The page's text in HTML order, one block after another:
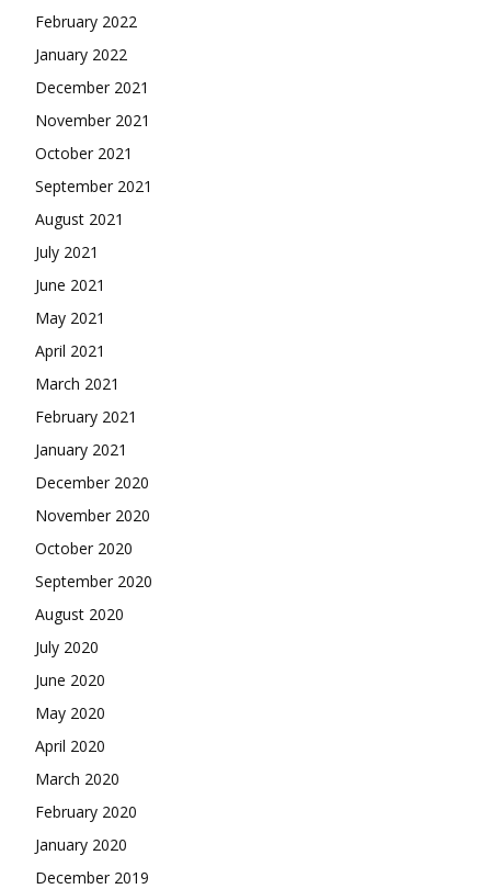
February 2022
January 2022
December 2021
November 2021
October 2021
September 2021
August 2021
July 2021
June 2021
May 2021
April 2021
March 2021
February 2021
January 2021
December 2020
November 2020
October 2020
September 2020
August 2020
July 2020
June 2020
May 2020
April 2020
March 2020
February 2020
January 2020
December 2019